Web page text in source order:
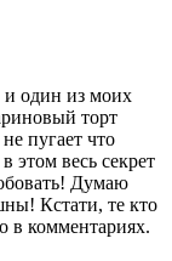
и один из моих
торт
пугает что
этом весь секрет
Думаю
Кстати, те кто
в комментариях.